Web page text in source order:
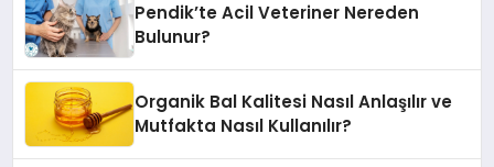
Pendik’te Acil Veteriner Nereden
Bulunur?
Organik Bal Kalitesi Nasıl Anlaşılır ve
Mutfakta Nasıl Kullanılır?